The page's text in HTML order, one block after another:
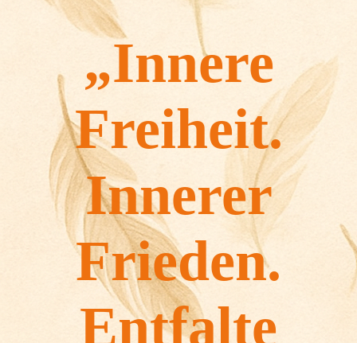
„Innere
Freiheit.
Innerer
Frieden.
Entfalte